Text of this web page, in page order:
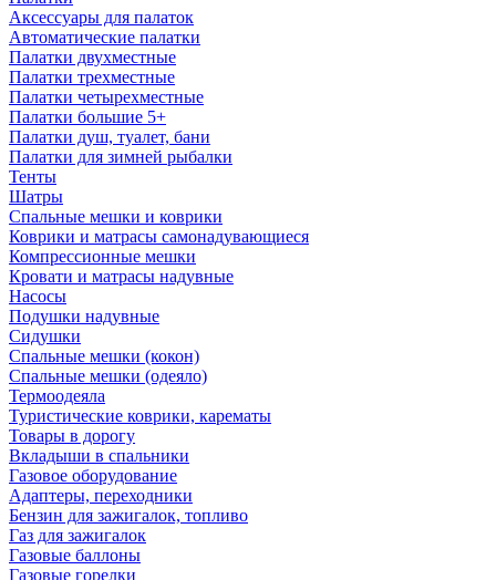
Аксессуары для палаток
Автоматические палатки
Палатки двухместные
Палатки трехместные
Палатки четырехместные
Палатки большие 5+
Палатки душ, туалет, бани
Палатки для зимней рыбалки
Тенты
Шатры
Спальные мешки и коврики
Коврики и матрасы самонадувающиеся
Компрессионные мешки
Кровати и матрасы надувные
Насосы
Подушки надувные
Сидушки
Спальные мешки (кокон)
Спальные мешки (одеяло)
Термоодеяла
Туристические коврики, карематы
Товары в дорогу
Вкладыши в спальники
Газовое оборудование
Адаптеры, переходники
Бензин для зажигалок, топливо
Газ для зажигалок
Газовые баллоны
Газовые горелки